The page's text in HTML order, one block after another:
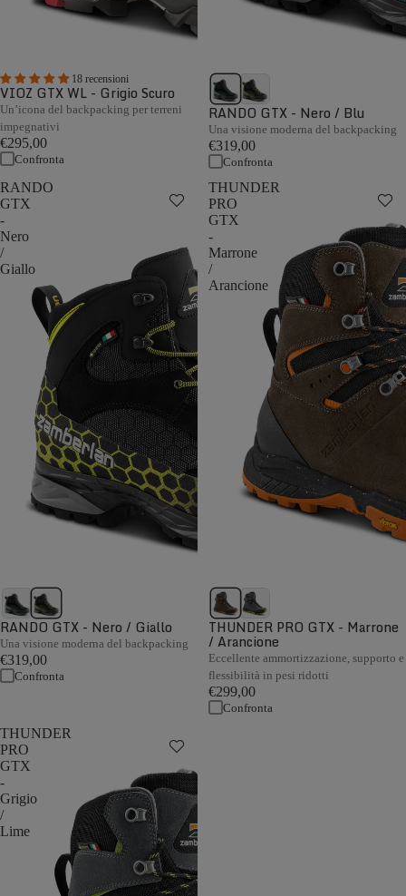
18 recensioni
VIOZ GTX WL - Grigio Scuro
Un’icona del backpacking per terreni
impegnativi
€295,00
Confronta
RANDO GTX - Nero / Blu
Una visione moderna del backpacking
€319,00
Confronta
RANDO
GTX
-
Nero
/
Giallo
RANDO GTX - Nero / Giallo
Una visione moderna del backpacking
€319,00
Confronta
THUNDER
PRO
GTX
-
Marrone
/
Arancione
THUNDER PRO GTX - Marrone
/ Arancione
Eccellente ammortizzazione, supporto e
flessibilità in pesi ridotti
€299,00
Confronta
THUNDER
PRO
GTX
-
Grigio
/
Lime